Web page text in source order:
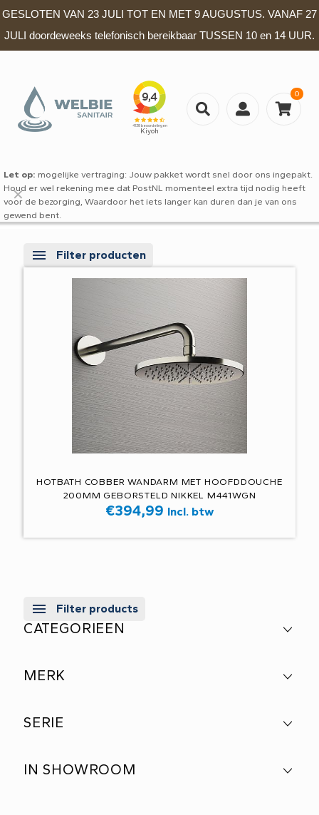
GESLOTEN VAN 23 JULI TOT EN MET 9 AUGUSTUS. VANAF 27
JULI doordeweeks telefonisch bereikbaar TUSSEN 10 en 14 UUR.
0
Let op: mogelijke vertraging: Jouw pakket wordt snel door ons ingepakt.
Houd er wel rekening mee dat PostNL momenteel extra tijd nodig heeft
voor de bezorging, Waardoor het iets langer kan duren dan je van ons
gewend bent.
✕
Filter producten
HOTBATH COBBER WANDARM MET HOOFDDOUCHE
200MM GEBORSTELD NIKKEL M441WGN
€394,99 Incl. btw
Filter products
CATEGORIEEN
MERK
SERIE
IN SHOWROOM